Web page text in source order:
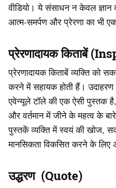
वीडियो। ये संसाधन न केवल
आत्म-समर्पण और प्रेरणा का भी
प्रेरणादायक किताबें
प्रेरणादायक किताबें व्यक्ति को
करने में सहायक होती हैं।
एवेन्यूले टॉले की एक ऐसी पुस्तक
और वर्तमान में जीने के महत्व के
पुस्तकें व्यक्ति में स्वयं की खोज,
मानसिकता विकसित करने के लिए
उद्धरण (Quote)